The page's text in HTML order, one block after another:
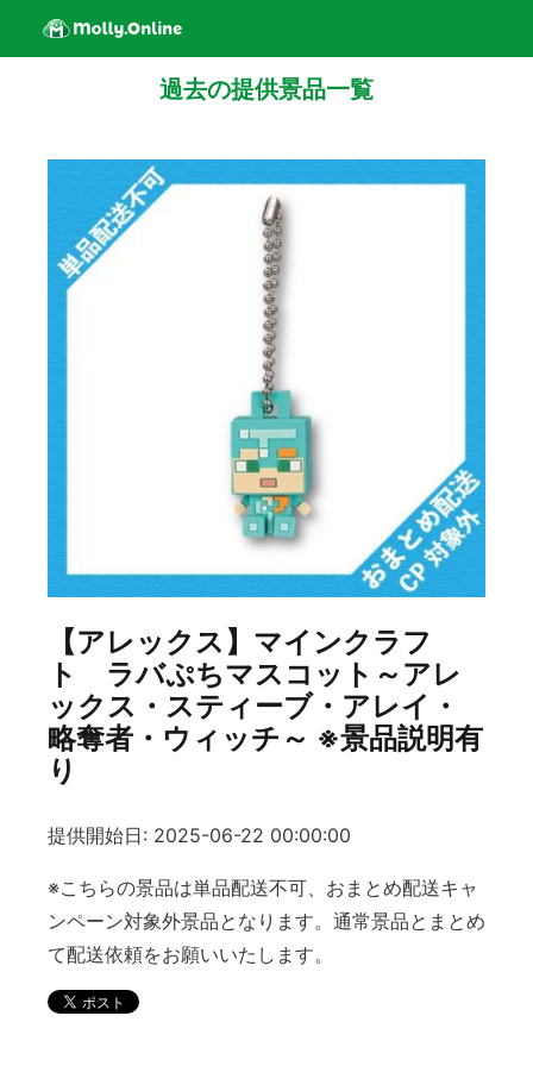
過去の提供景品一覧
【アレックス】マインクラフ
ト ラバぷちマスコット～アレ
ックス・スティーブ・アレイ・
略奪者・ウィッチ～ ※景品説明有
り
提供開始日: 2025-06-22 00:00:00
※こちらの景品は単品配送不可、おまとめ配送キャ
ンペーン対象外景品となります。通常景品とまとめ
て配送依頼をお願いいたします。